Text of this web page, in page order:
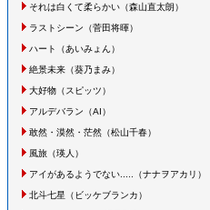
それは白くて柔らかい（森山直太朗）
ラストシーン （菅田将暉）
ハート （あいみょん）
絶景未来（葵乃まみ）
大好物（スピッツ）
アルデバラン （AI）
敢然・漠然・茫然（松山千春）
風旅（瑛人 ）
アイがあるようでない..... （ナナヲアカリ ）
北斗七星 （ビッケブランカ）